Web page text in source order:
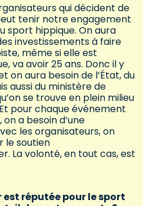
qui décident de
tenir notre engagement
sport hippique. On aura
investissements à faire
même si elle est
va avoir 25 ans. Donc il y
on aura besoin de l’État, du
aussi du ministère de
se trouve en plein milieu
pour chaque événement
a besoin d’une
les organisateurs, on
le soutien
La volonté, en tout cas, est
est réputée pour le sport